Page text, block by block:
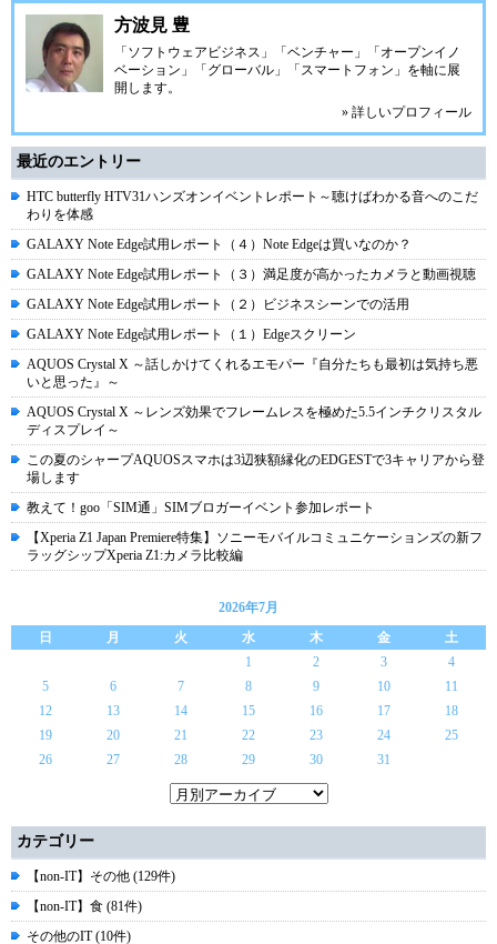
方波見 豊
「ソフトウェアビジネス」「ベンチャー」「オープンイノ
ベーション」「グローバル」「スマートフォン」を軸に展
開します。
» 詳しいプロフィール
最近のエントリー
HTC butterfly HTV31ハンズオンイベントレポート～聴けばわかる音へのこだ
わりを体感
GALAXY Note Edge試用レポート（４）Note Edgeは買いなのか？
GALAXY Note Edge試用レポート（３）満足度が高かったカメラと動画視聴
GALAXY Note Edge試用レポート（２）ビジネスシーンでの活用
GALAXY Note Edge試用レポート（１）Edgeスクリーン
AQUOS Crystal X ～話しかけてくれるエモパー『自分たちも最初は気持ち悪
いと思った』～
AQUOS Crystal X ～レンズ効果でフレームレスを極めた5.5インチクリスタル
ディスプレイ～
この夏のシャープAQUOSスマホは3辺狭額縁化のEDGESTで3キャリアから登
場します
教えて！goo「SIM通」SIMブロガーイベント参加レポート
【Xperia Z1 Japan Premiere特集】ソニーモバイルコミュニケーションズの新フ
ラッグシップXperia Z1:カメラ比較編
2026年7月
日
月 火 水 木 金
土
1
2 3
4
5
6 7 8 9 10
11
12
13 14 15 16 17
18
19
20 21 22 23 24
25
26
27 28 29 30 31
カテゴリー
【non-IT】その他 (129件)
【non-IT】食 (81件)
その他のIT (10件)